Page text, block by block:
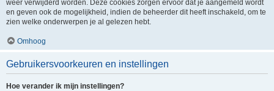
weer verwijderd worden. Deze cookies zorgen ervoor dat je aangemeld wordt
en geven ook de mogelijkheid, indien de beheerder dit heeft inschakeld, om te
zien welke onderwerpen je al gelezen hebt.
Omhoog
Gebruikersvoorkeuren en instellingen
Hoe verander ik mijn instellingen?